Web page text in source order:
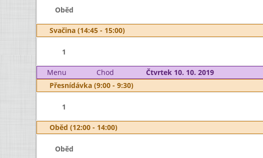
Oběd
Svačina (14:45 - 15:00)
1
Menu Chod
Čtvrtek 10. 10. 2019
Přesnídávka (9:00 - 9:30)
1
Oběd (12:00 - 14:00)
Oběd